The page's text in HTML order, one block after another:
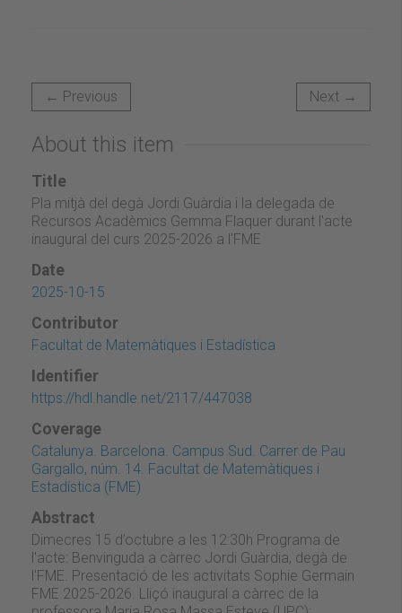
← Previous Next →
About this item
Title
Pla mitjà del degà Jordi Guàrdia i la delegada de
Recursos Acadèmics Gemma Flaquer durant l'acte
inaugural del curs 2025-2026 a l'FME
Date
2025-10-15
Contributor
Facultat de Matemàtiques i Estadística
Identifier
https://hdl.handle.net/2117/447038
Coverage
Catalunya. Barcelona. Campus Sud. Carrer de Pau
Gargallo, núm. 14. Facultat de Matemàtiques i
Estadística (FME)
Abstract
Dimecres 15 d’octubre a les 12:30h Programa de
l'acte: Benvinguda a càrrec Jordi Guàrdia, degà de
l'FME. Presentació de les activitats Sophie Germain
FME 2025-2026. Lliçó inaugural a càrrec de la